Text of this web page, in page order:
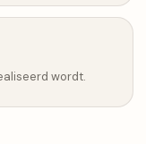
wordt.